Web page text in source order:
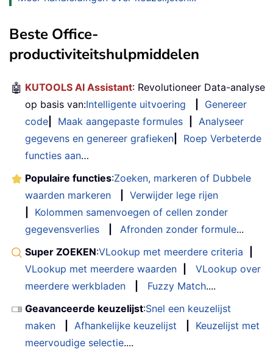
Beste Office-
productiviteitshulpmiddelen
🤖 KUTOOLS AI Assistant: Revolutioneer Data-analyse
op basis van:Intelligente uitvoering
Genereer
code
Maak aangepaste formules
Analyseer
gegevens en genereer grafieken
Roep Verbeterde
functies aan…
Populaire functies:Zoeken, markeren of Dubbele
waarden markeren
Verwijder lege rijen
Kolommen samenvoegen of cellen zonder
gegevensverlies
Afronden zonder formule...
Super ZOEKEN:VLookup met meerdere criteria
VLookup met meerdere waarden
VLookup over
meerdere werkbladen
Fuzzy Match....
Geavanceerde keuzelijst:Snel een keuzelijst
maken
Afhankelijke keuzelijst
Keuzelijst met
meervoudige selectie....